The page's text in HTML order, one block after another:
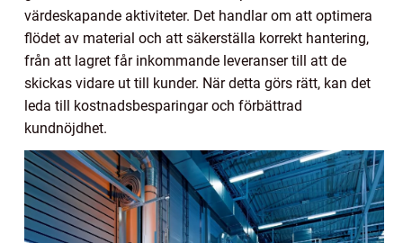
värdeskapande aktiviteter. Det handlar om att optimera
flödet av material och att säkerställa korrekt hantering,
från att lagret får inkommande leveranser till att de
skickas vidare ut till kunder. När detta görs rätt, kan det
leda till kostnadsbesparingar och förbättrad
kundnöjdhet.